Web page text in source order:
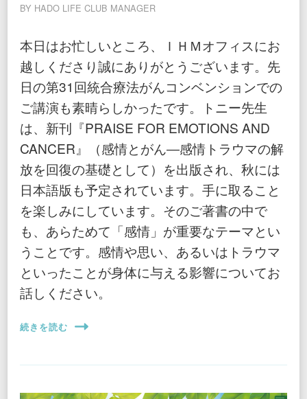
BY HADO LIFE CLUB MANAGER
本日はお忙しいところ、ＩＨＭオフィスにお
越しくださり誠にありがとうございます。先
日の第31回統合療法がんコンベンションでの
ご講演も素晴らしかったです。トニー先生
は、新刊『PRAISE FOR EMOTIONS AND
CANCER』（感情とがん―感情トラウマの解
放を回復の基礎として）を出版され、秋には
日本語版も予定されています。手に取ること
を楽しみにしています。そのご著書の中で
も、あらためて「感情」が重要なテーマとい
うことです。感情や思い、あるいはトラウマ
といったことが身体に与える影響についてお
話しください。
続きを読む